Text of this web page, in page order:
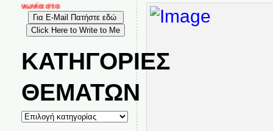
στο
ΚΑΤΗΓΟΡΙΕΣ
ΘΕΜΑΤΩΝ
ΚΑΤΗΓΟΡΙΕΣ
ΘΕΜΑΤΩΝ